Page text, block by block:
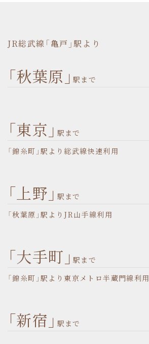
JR総武線「亀戸」駅より
「秋葉原」 駅まで
「東京」 駅まで
「錦糸町」駅より総武線快速利用
「上野」 駅まで
「秋葉原」駅よりJR山手線利用
「大手町」 駅まで
「錦糸町」駅より東京メトロ半蔵門線利用
「新宿」 駅まで